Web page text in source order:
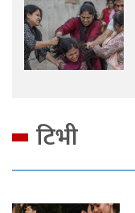
टिभी